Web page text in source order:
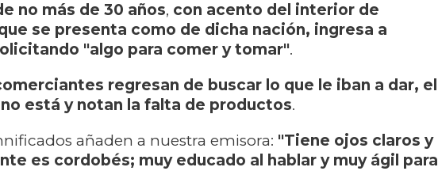
no más de 30 años, con acento del interior de
se presenta como de dicha nación, ingresa a
"algo para comer y tomar".
regresan de buscar lo que le iban a dar, el
está y notan la falta de productos.
añaden a nuestra emisora: "Tiene ojos claros y
es cordobés; muy educado al hablar y muy ágil para